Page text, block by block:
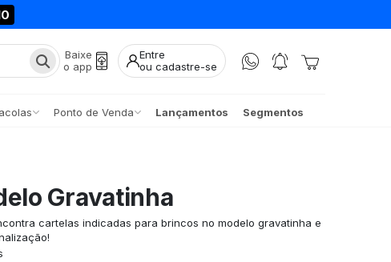
Baixe
o app
Entre
ou cadastre-se
Ponto de Venda Lançamentos Segmentos
Gravatinha
cartelas indicadas para brincos no modelo gravatinha e